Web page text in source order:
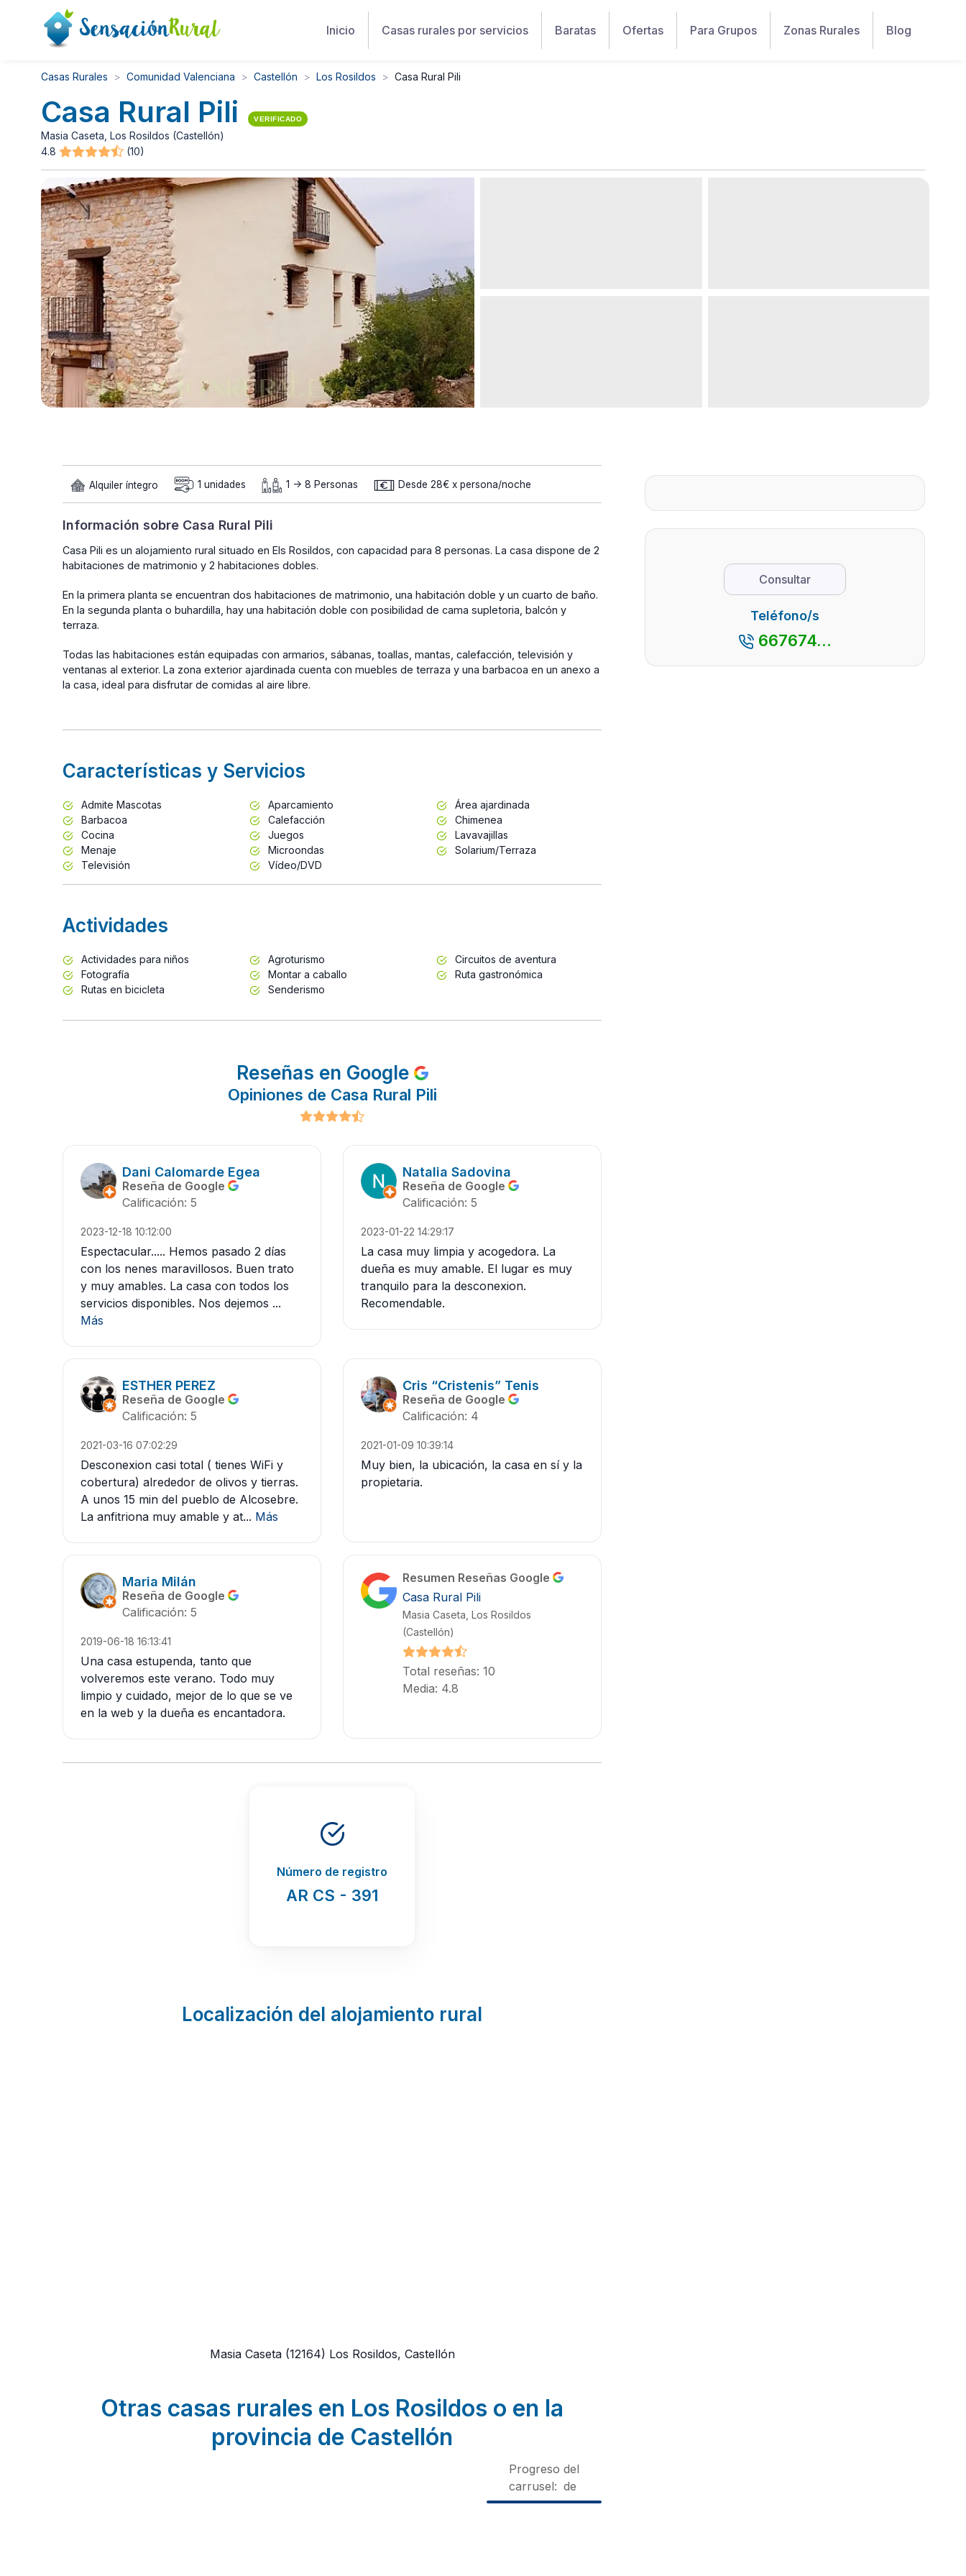
Inicio Casas rurales por servicios Baratas Ofertas Para Grupos Zonas Rurales Blog
Casas Rurales Comunidad Valenciana Castellón Los Rosildos Casa Rural Pili
Casa Rural Pili VERIFICADO
Masia Caseta, Los Rosildos (Castellón)
4.8
(10)
Alquiler íntegro 1 unidades 1 -> 8 Personas Desde 28€ x persona/noche
Información sobre Casa Rural Pili
Casa Pili es un alojamiento rural situado en Els Rosildos, con capacidad para 8 personas. La casa dispone de 2
habitaciones de matrimonio y 2 habitaciones dobles.
En la primera planta se encuentran dos habitaciones de matrimonio, una habitación doble y un cuarto de baño.
En la segunda planta o buhardilla, hay una habitación doble con posibilidad de cama supletoria, balcón y
terraza.
Todas las habitaciones están equipadas con armarios, sábanas, toallas, mantas, calefacción, televisión y
ventanas al exterior. La zona exterior ajardinada cuenta con muebles de terraza y una barbacoa en un anexo a
la casa, ideal para disfrutar de comidas al aire libre.
Características y Servicios
Admite Mascotas Aparcamiento
Área ajardinada
Barbacoa
Calefacción
Chimenea
Cocina
Juegos
Lavavajillas
Menaje
Microondas
Solarium/Terraza
Televisión
Vídeo/DVD
Actividades
Actividades para niños Agroturismo
Circuitos de aventura
Fotografía
Montar a caballo
Ruta gastronómica
Rutas en bicicleta
Senderismo
Reseñas en Google
Opiniones de Casa Rural Pili
Dani Calomarde Egea
Reseña de Google
Calificación: 5
2023-12-18 10:12:00
Espectacular..... Hemos pasado 2 días
con los nenes maravillosos. Buen trato
y muy amables. La casa con todos los
servicios disponibles. Nos dejemos ...
Más
Natalia Sadovina
Reseña de Google
Calificación: 5
2023-01-22 14:29:17
La casa muy limpia y acogedora. La
dueña es muy amable. El lugar es muy
tranquilo para la desconexion.
Recomendable.
ESTHER PEREZ
Reseña de Google
Calificación: 5
2021-03-16 07:02:29
Desconexion casi total ( tienes WiFi y
cobertura) alrededor de olivos y tierras.
A unos 15 min del pueblo de Alcosebre.
La anfitriona muy amable y at... Más
Cris “Cristenis” Tenis
Reseña de Google
Calificación: 4
2021-01-09 10:39:14
Muy bien, la ubicación, la casa en sí y la
propietaria.
Maria Milán
Reseña de Google
Calificación: 5
2019-06-18 16:13:41
Una casa estupenda, tanto que
volveremos este verano. Todo muy
limpio y cuidado, mejor de lo que se ve
en la web y la dueña es encantadora.
Resumen Reseñas Google
Casa Rural Pili
Masia Caseta, Los Rosildos
(Castellón)
Total reseñas: 10
Media: 4.8
Número de registro
AR CS - 391
Localización del alojamiento rural
Masia Caseta (12164) Los Rosildos, Castellón
Otras casas rurales en Los Rosildos o en la
provincia de Castellón
Progreso del
carrusel: de
Consultar
Teléfono/s
667674...